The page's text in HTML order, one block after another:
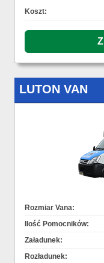
Koszt:
LUTON VAN
Rozmiar Vana:
Ilość Pomocników:
Załadunek:
Rozładunek: